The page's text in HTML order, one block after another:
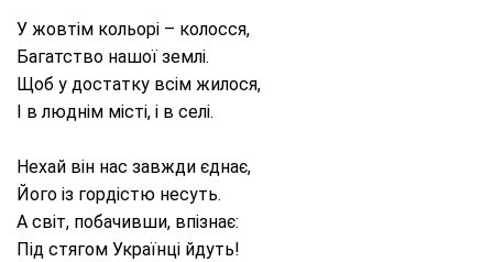
У жовтім кольорі – колосся,
Багатство нашої землі.
Щоб у достатку всім жилося,
І в люднім місті, і в селі.
Нехай він нас завжди єднає,
Його із гордістю несуть.
А світ, побачивши, впізнає:
Під стягом Українці йдуть!